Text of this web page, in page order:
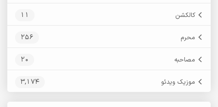
کالکشن 11
محرم 256
مصاحبه 20
موزیک ویدئو 3,174